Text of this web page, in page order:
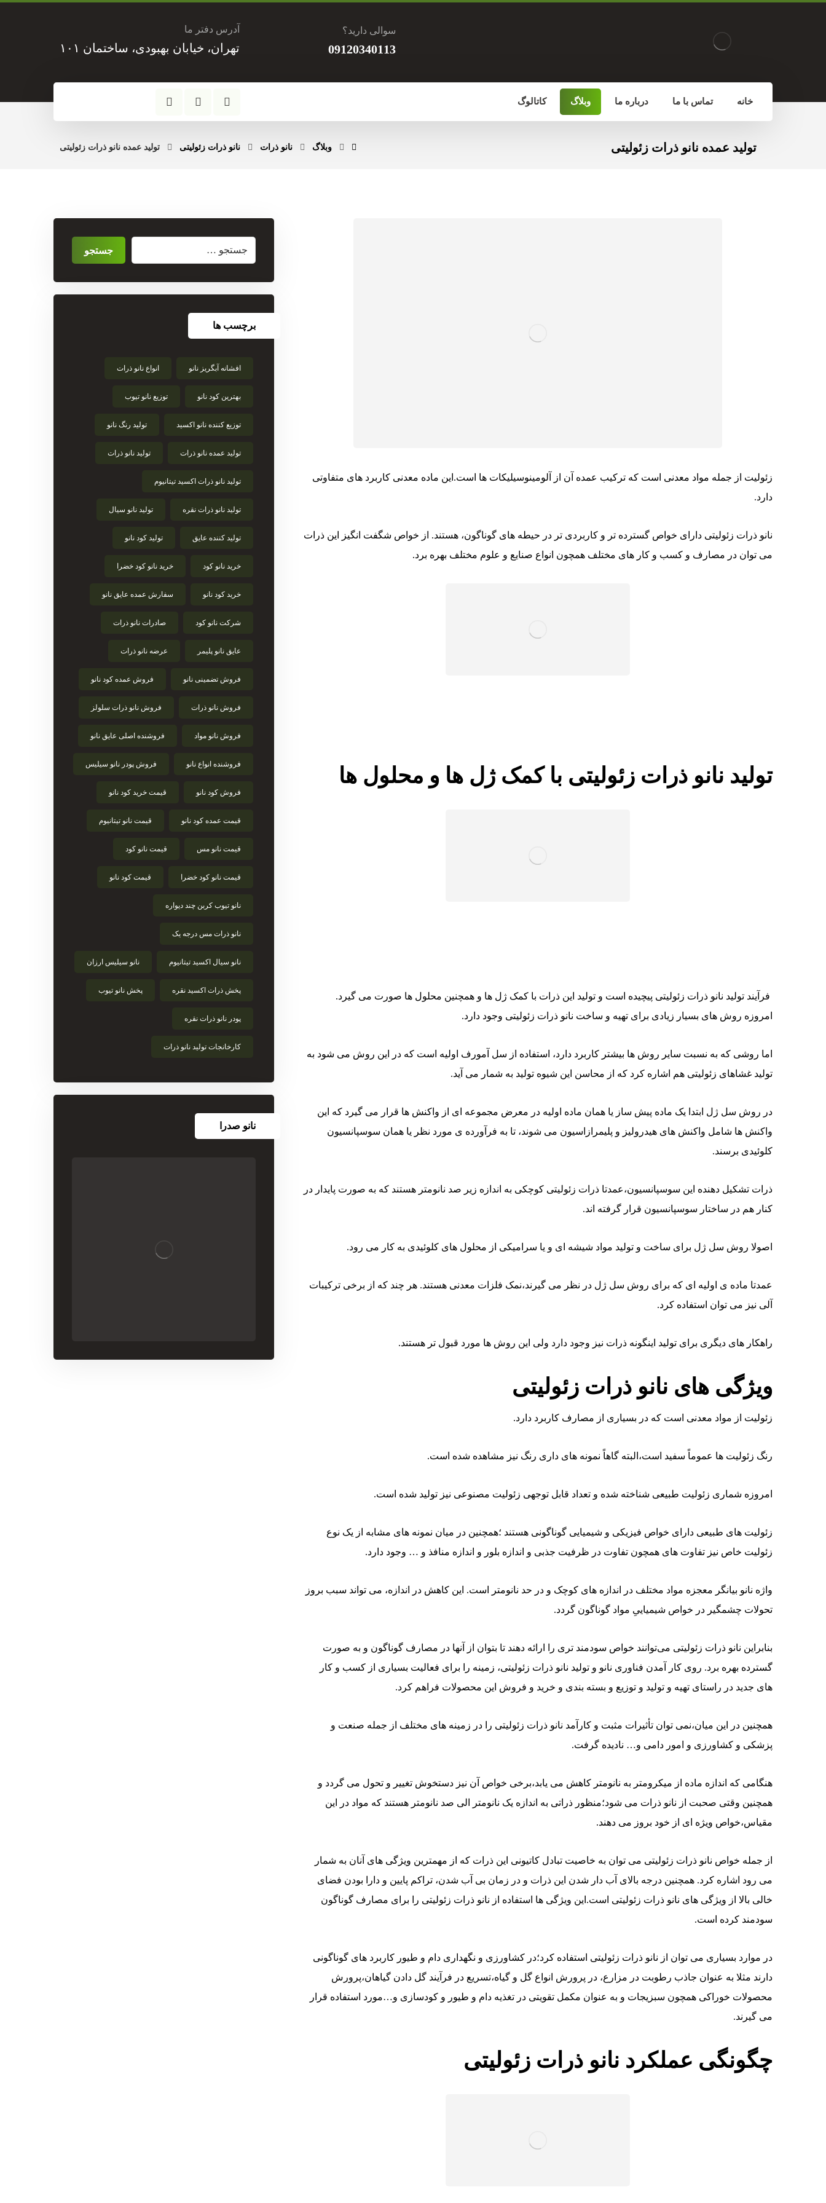
آدرس دفتر ما
تهران، خیابان بهبودی، ساختمان ۱۰۱
سوالی دارید؟
09120340113
خانه تماس با ما درباره ما وبلاگ کاتالوگ
تولید عمده نانو ذرات زئولیتی وبلاگ نانو ذرات نانو ذرات زئولیتی تولید عمده نانو ذرات زئولیتی
زئولیت از جمله مواد معدنی است که ترکیب عمده آن از آلومینوسیلیکات ها است.این ماده معدنی کاربرد های متفاوتی
دارد.
نانو ذرات زئولیتی دارای خواص گسترده تر و کاربردی تر در حیطه های گوناگون، هستند. از خواص شگفت انگیز این ذرات
می توان در مصارف و کسب و کار های مختلف همچون انواع صنایع و علوم مختلف بهره برد.
تولید نانو ذرات زئولیتی با کمک ژل ها و محلول ها
فرآیند تولید نانو ذرات زئولیتی پیچیده است و تولید این ذرات با کمک ژل ها و همچنین محلول ها صورت می گیرد.
امروزه روش های بسیار زیادی برای تهیه و ساخت نانو ذرات زئولیتی وجود دارد.
اما روشی که به نسبت سایر روش ها بیشتر کاربرد دارد، استفاده از سل آمورف اولیه است که در این روش می شود به
تولید غشاهای زئولیتی هم اشاره کرد که از محاسن این شیوه تولید به شمار می آید.
در روش سل ژل ابتدا یک ماده پیش ساز یا همان ماده اولیه در معرض مجموعه ای از واکنش ها قرار می گیرد که این
واکنش ها شامل واکنش های هیدرولیز و پلیمرازاسیون می شوند، تا به فرآورده ی مورد نظر یا همان سوسپانسیون
کلوئیدی برسند.
ذرات تشکیل دهنده این سوسپانسیون،عمدتا ذرات زئولیتی کوچکی به اندازه زیر صد نانومتر هستند که به صورت پایدار در
کنار هم در ساختار سوسپانسیون قرار گرفته اند.
اصولا روش سل ژل برای ساخت و تولید مواد شیشه ای و یا سرامیکی از محلول های کلوئیدی به کار می رود.
عمدتا ماده ی اولیه ای که برای روش سل ژل در نظر می گیرند،نمک فلزات معدنی هستند. هر چند که از برخی ترکیبات
آلی نیز می توان استفاده کرد.
راهکار های دیگری برای تولید اینگونه ذرات نیز وجود دارد ولی این روش ها مورد قبول تر هستند.
ویژگی های نانو ذرات زئولیتی
زئولیت از مواد معدنی است که در بسیاری از مصارف کاربرد دارد.
رنگ زئولیت ها عموماً سفید است،البته گاهاً نمونه های داری رنگ نیز مشاهده شده است.
امروزه شماری زئولیت طبیعی شناخته شده و تعداد قابل توجهی زئولیت مصنوعی نیز تولید شده است.
زئولیت های طبیعی دارای خواص فیزیکی و شیمیایی گوناگونی هستند ؛همچنین در میان نمونه های مشابه از یک نوع
زئولیت خاص نیز تفاوت های همچون تفاوت در ظرفیت جذبی و اندازه بلور و اندازه منافذ و … وجود دارد.
واژه نانو بیانگر معجزه مواد مختلف در اندازه های کوچک و در حد نانومتر است. این کاهش در اندازه، می تواند سبب بروز
تحولات چشمگیر در خواص شیمیاییِ مواد گوناگون گردد.
بنابراین نانو ذرات زئولیتی می‌توانند خواص سودمند تری را ارائه دهند تا بتوان از آنها در مصارف گوناگون و به صورت
گسترده بهره برد. روی کار آمدن فناوری نانو و تولید نانو ذرات زئولیتی، زمینه را برای فعالیت بسیاری از کسب و کار
های جدید در راستای تهیه و تولید و توزیع و بسته بندی و خرید و فروش این محصولات فراهم کرد.
همچنین در این میان،نمی توان تأثیرات مثبت و کارآمد نانو ذرات زئولیتی را در زمینه های مختلف از جمله صنعت و
پزشکی و کشاورزی و امور دامی و… نادیده گرفت.
هنگامی که اندازه ماده از میکرومتر به نانومتر کاهش می یابد،برخی خواص آن نیز دستخوش تغییر و تحول می گردد و
همچنین وقتی صحبت از نانو ذرات می شود؛منظور ذراتی به اندازه یک نانومتر الی صد نانومتر هستند که مواد در این
مقیاس،خواص ویژه ای از خود بروز می دهند.
از جمله خواص نانو ذرات زئولیتی می توان به خاصیت تبادل کاتیونی این ذرات که از مهمترین ویژگی های آنان به شمار
می رود اشاره کرد. همچنین درجه بالای آب دار شدن این ذرات و در زمان بی آب شدن، تراکم پایین و دارا بودن فضای
خالی بالا از ویژگی های نانو ذرات زئولیتی است.این ویژگی ها استفاده از نانو ذرات زئولیتی را برای مصارف گوناگون
سودمند کرده است.
در موارد بسیاری می توان از نانو ذرات زئولیتی استفاده کرد؛در کشاورزی و نگهداری دام و طیور کاربرد های گوناگونی
دارند مثلا به عنوان جاذب رطوبت در مزارع، در پرورش انواع گل و گیاه،تسریع در فرآیند گل دادن گیاهان،پرورش
محصولات خوراکی همچون سبزیجات و به عنوان مکمل تقویتی در تغذیه دام و طیور و کودسازی و…مورد استفاده قرار
می گیرند.
چگونگی عملکرد نانو ذرات زئولیتی
برچسب ها
افشانه آبگریز نانو انواع نانو ذرات
بهترین کود نانو توزیع نانو تیوب
توزیع کننده نانو اکسید تولید رنگ نانو
تولید عمده نانو ذرات تولید نانو ذرات
تولید نانو ذرات اکسید تیتانیوم
تولید نانو ذرات نقره تولید نانو سیال
تولید کننده عایق تولید کود نانو
خرید نانو کود خرید نانو کود خضرا
خرید کود نانو سفارش عمده عایق نانو
شرکت نانو کود صادرات نانو ذرات
عایق نانو پلیمر عرضه نانو ذرات
فروش تضمینی نانو فروش عمده کود نانو
فروش نانو ذرات فروش نانو ذرات سلولز
فروش نانو مواد فروشنده اصلی عایق نانو
فروشنده انواع نانو فروش پودر نانو سیلیس
فروش کود نانو قیمت خرید کود نانو
قیمت عمده کود نانو قیمت نانو تیتانیوم
قیمت نانو مس قیمت نانو کود
قیمت نانو کود خضرا قیمت کود نانو
نانو تیوب کربن چند دیواره
نانو ذرات مس درجه یک
نانو سیال اکسید تیتانیوم نانو سیلیس ارزان
پخش ذرات اکسید نقره پخش نانو تیوب
پودر نانو ذرات نقره
کارخانجات تولید نانو ذرات
نانو صدرا